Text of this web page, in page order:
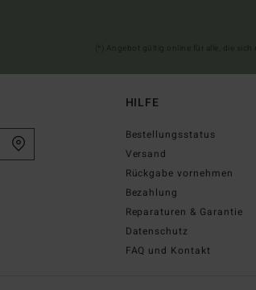
HILFE
Bestellungsstatus
Versand
Rückgabe vornehmen
Bezahlung
Reparaturen & Garantie
Datenschutz
FAQ und Kontakt